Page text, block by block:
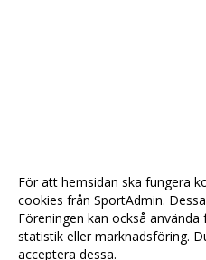
För att hemsidan ska fungera
cookies från SportAdmin.
Föreningen kan också
statistik eller marknadsföring.
acceptera dessa.